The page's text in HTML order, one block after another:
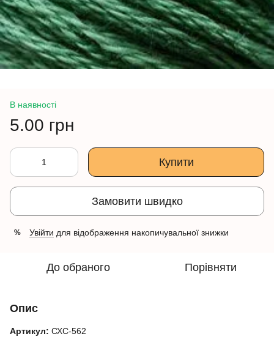
В наявності
5.00 грн
Купити
Замовити швидко
% Увійти для відображення накопичувальної знижки
До обраного Порівняти
Опис
Артикул: СХС-562